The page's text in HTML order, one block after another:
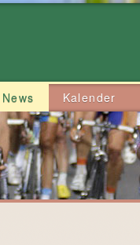
News Kalender